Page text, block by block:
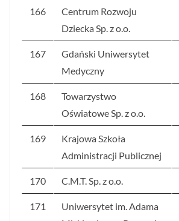
166
Centrum Rozwoju
Dziecka Sp. z o.o.
167
Gdański Uniwersytet
Medyczny
168
Towarzystwo
Oświatowe Sp. z o.o.
169
Krajowa Szkoła
Administracji Publicznej
170 C.M.T. Sp. z o.o.
171
Uniwersytet im. Adama